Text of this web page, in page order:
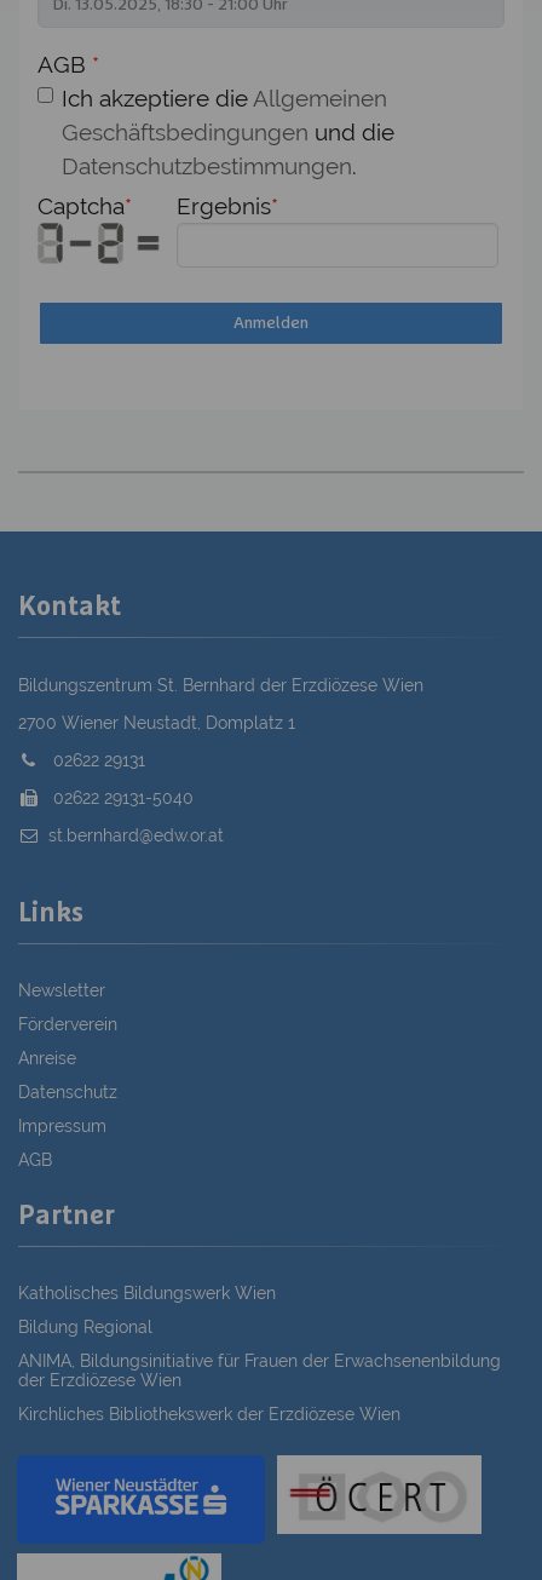
AGB *
Ich akzeptiere die Allgemeinen
Geschäftsbedingungen und die
Datenschutzbestimmungen.
Captcha* Ergebnis*
Kontakt
Bildungszentrum St. Bernhard der Erzdiözese Wien
2700 Wiener Neustadt, Domplatz 1
02622 29131
02622 29131-5040
st.bernhard@edw.or.at
Links
Newsletter
Förderverein
Anreise
Datenschutz
Impressum
AGB
Partner
Katholisches Bildungswerk Wien
Bildung Regional
ANIMA, Bildungsinitiative für Frauen der Erwachsenenbildung
der Erzdiözese Wien
Kirchliches Bibliothekswerk der Erzdiözese Wien